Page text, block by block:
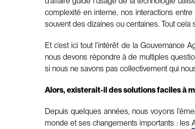
complexité en interne, nos interactions
souvent des dizaines ou centaines. Tout
Et c’est ici tout l’intérêt de la Gouvernance
nous devons répondre à de multiples
si nous ne savons pas collectivement qui
Alors, existerait-il des solutions faciles à
Depuis quelques années, nous voyons
monde et ses changements importants : les